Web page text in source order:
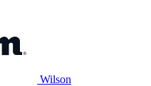
Wilson